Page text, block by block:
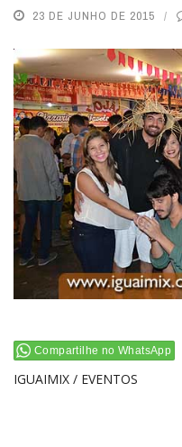
23 DE JUNHO DE 2015
Compartilhe no WhatsApp
IGUAIMIX / EVENTOS